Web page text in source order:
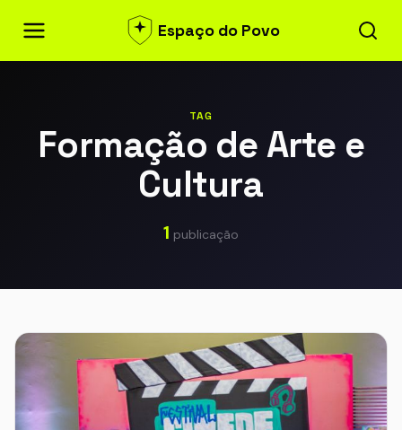
Espaço do Povo
TAG
Formação de Arte e
Cultura
1 publicação